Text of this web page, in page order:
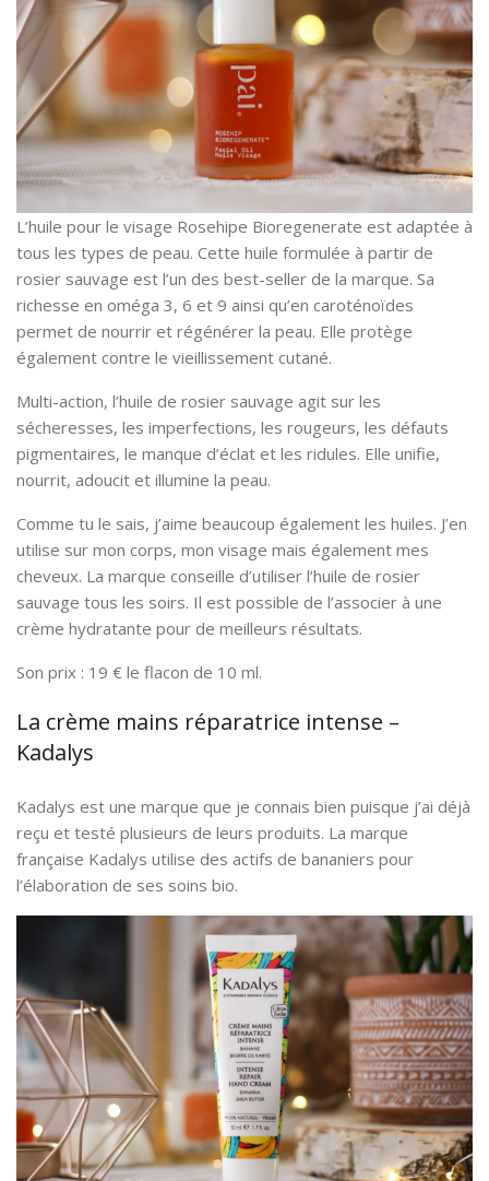
L’huile pour le visage Rosehipe Bioregenerate est adaptée à
tous les types de peau. Cette huile formulée à partir de
rosier sauvage est l’un des best-seller de la marque. Sa
richesse en oméga 3, 6 et 9 ainsi qu’en caroténoïdes
permet de nourrir et régénérer la peau. Elle protège
également contre le vieillissement cutané.
Multi-action, l’huile de rosier sauvage agit sur les
sécheresses, les imperfections, les rougeurs, les défauts
pigmentaires, le manque d’éclat et les ridules. Elle unifie,
nourrit, adoucit et illumine la peau.
Comme tu le sais, j’aime beaucoup également les huiles. J’en
utilise sur mon corps, mon visage mais également mes
cheveux. La marque conseille d’utiliser l’huile de rosier
sauvage tous les soirs. Il est possible de l’associer à une
crème hydratante pour de meilleurs résultats.
Son prix : 19 € le flacon de 10 ml.
La crème mains réparatrice intense –
Kadalys
Kadalys est une marque que je connais bien puisque j’ai déjà
reçu et testé plusieurs de leurs produits. La marque
française Kadalys utilise des actifs de bananiers pour
l’élaboration de ses soins bio.